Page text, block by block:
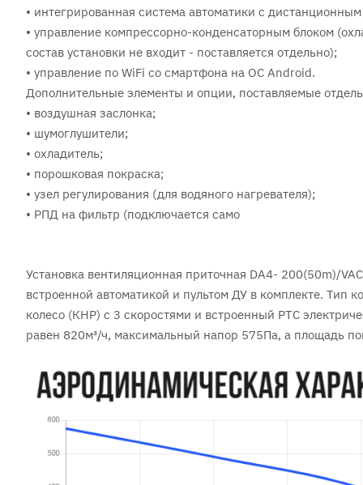
• интегрированная система автоматики с
• управление компрессорно-конденсаторным блоком
состав установки не входит - поставляется отдельно);
• управление по WiFi со смартфона на ОС Android.
Дополнительные элементы и опции, поставляемые
• воздушная заслонка;
• шумоглушители;
• охладитель;
• порошковая покраска;
• узел регулирования (для водяного нагревателя);
• РПД на фильтр (подключается само
Установка вентиляционная приточная DA4- 200(50m)/
встроенной автоматикой и пультом ДУ в комплекте. Тип
колесо (КНР) с 3 скоростями и встроенный PTC
равен 820м³/ч, максимальный напор 575Па, а площадь